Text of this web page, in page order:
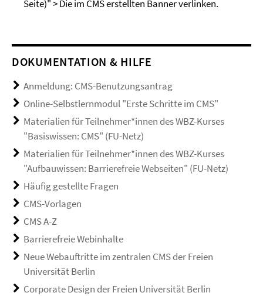
Seite)" > Die im CMS erstellten Banner verlinken.
DOKUMENTATION & HILFE
Anmeldung: CMS-Benutzungsantrag
Online-Selbstlernmodul "Erste Schritte im CMS"
Materialien für Teilnehmer*innen des WBZ-Kurses
"Basiswissen: CMS" (FU-Netz)
Materialien für Teilnehmer*innen des WBZ-Kurses
"Aufbauwissen: Barrierefreie Webseiten" (FU-Netz)
Häufig gestellte Fragen
CMS-Vorlagen
CMS A-Z
Barrierefreie Webinhalte
Neue Webauftritte im zentralen CMS der Freien
Universität Berlin
Corporate Design der Freien Universität Berlin